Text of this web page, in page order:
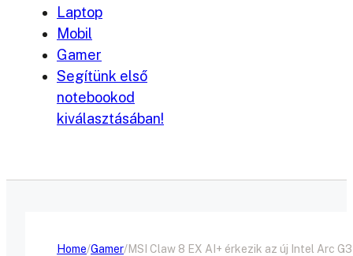
Laptop
Mobil
Gamer
Segítünk első
notebookod
kiválasztásában!
Home Gamer MSI Claw 8 EX AI+ érkezik az új Intel Arc